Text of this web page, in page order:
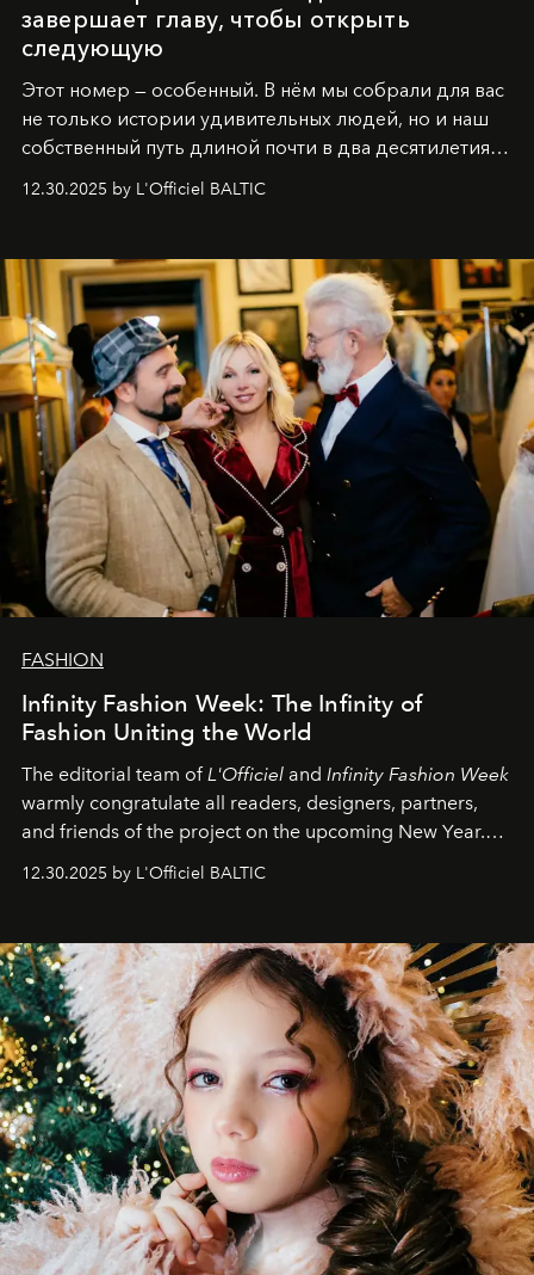
завершает главу, чтобы открыть
следующую
Этот номер — особенный. В нём мы собрали для вас
не только истории удивительных людей, но и наш
собственный путь длиной почти в два десятилетия.
Вместо привычного подведения итогов мы от всей
души говорим спасибо каждому, кто был с нами все
самыми искренними пожеланиями и теплом, ваша
командаL’Officiel Baltic .
12.30.2025 by L'Officiel BALTIC
FASHION
Infinity Fashion Week: The Infinity of
Fashion Uniting the World
The editorial team ofL'Officiel and Infinity Fashion Week
warmly congratulate all readers, designers, partners,
and friends of the project on the upcoming New Year.
May 2026 bring growth, inspiration, bold ideas, and new
achievements.
12.30.2025 by L'Officiel BALTIC